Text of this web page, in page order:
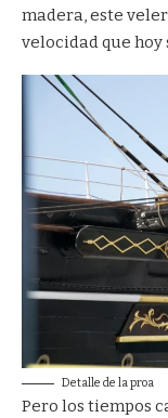
madera, este
velocidad que
Detalle de la proa
Pero los tiempos